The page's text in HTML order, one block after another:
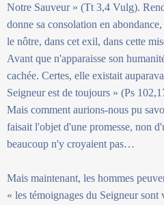
Notre Sauveur » (Tt 3,4 Vulg).
donne sa consolation en
le nôtre, dans cet exil, dans cette
Avant que n'apparaisse son
cachée. Certes, elle existait
Seigneur est de toujours » (Ps
Mais comment aurions-nous pu
faisait l'objet d'une promesse, non
beaucoup n'y croyaient pas…
Mais maintenant, les hommes
« les témoignages du Seigneur